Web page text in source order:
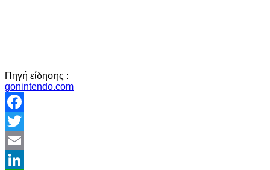
Πηγή είδησης :
gonintendo.com
Facebook
Twitter
Email